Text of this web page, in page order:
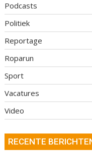
Podcasts
Politiek
Reportage
Roparun
Sport
Vacatures
Video
RECENTE